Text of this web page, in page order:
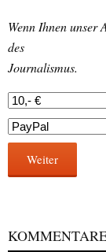
Wenn Ihnen unser
des
Journalismus.
Weiter